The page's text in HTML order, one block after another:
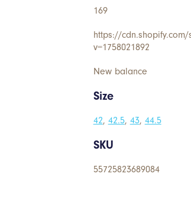
169
https://
v=1758021892
New balance
Size
42, 42.5, 43, 44.5
SKU
55725823689084